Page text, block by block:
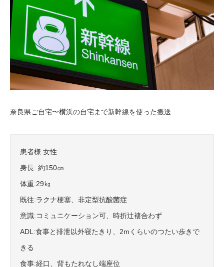
奈良県ご自宅〜横浜の自宅まで新幹線を使った搬送
患者様:女性
身長: 約150㎝
体重:29㎏
既往:ラクナ梗塞、非定型抗酸菌症
意識:コミュニケーション可、時折辻褄合わず
ADL:食事と排泄以外寝たきり、2mくらいのつたい歩きで
きる
食事:経口、背もたれなし端座位